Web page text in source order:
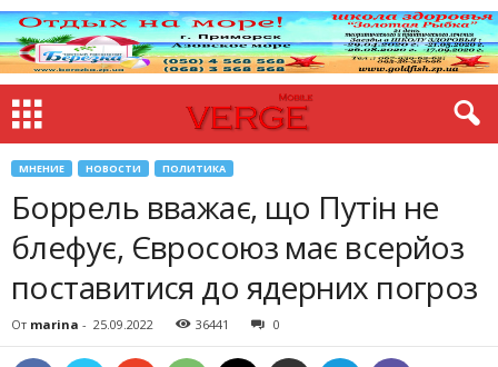
МНЕНИЕ НОВОСТИ ПОЛИТИКА
Боррель вважає, що Путін не
блефує, Євросоюз має всерйоз
поставитися до ядерних погроз
От marina - 25.09.2022 36441 0